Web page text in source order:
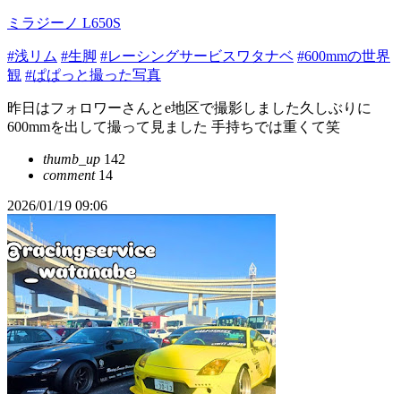
ミラジーノ L650S
#浅リム #生脚 #レーシングサービスワタナベ #600mmの世界
観 #ぱぱっと撮った写真
昨日はフォロワーさんとe地区で撮影しました久しぶりに
600mmを出して撮って見ました 手持ちでは重くて笑
thumb_up 142
comment14
2026/01/19 09:06